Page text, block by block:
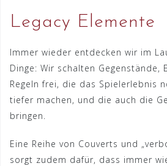
Legacy Elemente
Immer wieder entdecken wir im
Dinge: Wir schalten Gegenstände,
Regeln frei, die das Spielerlebnis
tiefer machen, und die auch die
bringen.
Eine Reihe von Couverts und
sorgt zudem dafür, dass immer